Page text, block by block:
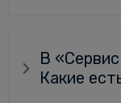
В
Какие